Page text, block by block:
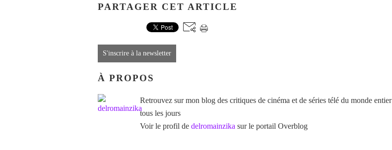
PARTAGER CET ARTICLE
S'inscrire à la newsletter
À PROPOS
Retrouvez sur mon blog des critiques de cinéma et de séries télé du monde entier
tous les jours
Voir le profil de delromainzika sur le portail Overblog